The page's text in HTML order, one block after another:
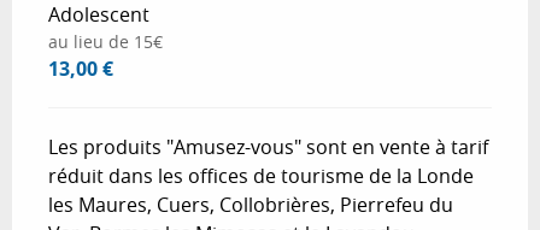
Adolescent
au lieu de 15€
13,00 €
Les produits "Amusez-vous" sont en vente à tarif
réduit dans les offices de tourisme de la Londe
les Maures, Cuers, Collobrières, Pierrefeu du